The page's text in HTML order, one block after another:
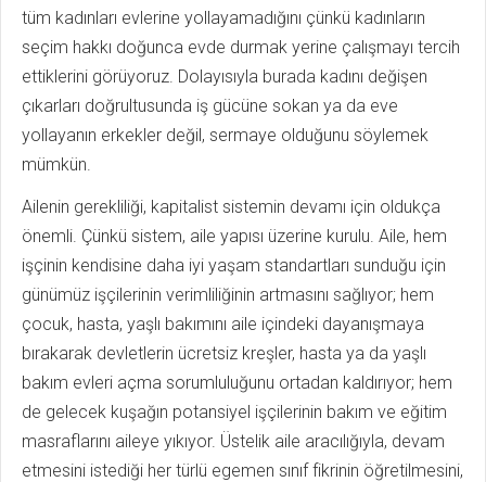
tüm kadınları evlerine yollayamadığını çünkü kadınların
seçim hakkı doğunca evde durmak yerine çalışmayı tercih
ettiklerini görüyoruz. Dolayısıyla burada kadını değişen
çıkarları doğrultusunda iş gücüne sokan ya da eve
yollayanın erkekler değil, sermaye olduğunu söylemek
mümkün.
Ailenin gerekliliği, kapitalist sistemin devamı için oldukça
önemli. Çünkü sistem, aile yapısı üzerine kurulu. Aile, hem
işçinin kendisine daha iyi yaşam standartları sunduğu için
günümüz işçilerinin verimliliğinin artmasını sağlıyor; hem
çocuk, hasta, yaşlı bakımını aile içindeki dayanışmaya
bırakarak devletlerin ücretsiz kreşler, hasta ya da yaşlı
bakım evleri açma sorumluluğunu ortadan kaldırıyor; hem
de gelecek kuşağın potansiyel işçilerinin bakım ve eğitim
masraflarını aileye yıkıyor. Üstelik aile aracılığıyla, devam
etmesini istediği her türlü egemen sınıf fikrinin öğretilmesini,